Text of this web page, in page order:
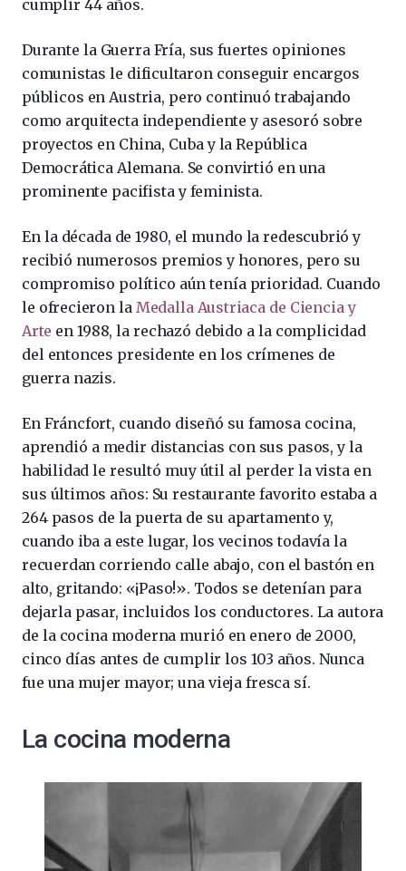
cumplir 44 años.
Durante la Guerra Fría, sus fuertes opiniones
comunistas le dificultaron conseguir encargos
públicos en Austria, pero continuó trabajando
como arquitecta independiente y asesoró sobre
proyectos en China, Cuba y la República
Democrática Alemana. Se convirtió en una
prominente pacifista y feminista.
En la década de 1980, el mundo la redescubrió y
recibió numerosos premios y honores, pero su
compromiso político aún tenía prioridad. Cuando
le ofrecieron la Medalla Austriaca de Ciencia y
Arte en 1988, la rechazó debido a la complicidad
del entonces presidente en los crímenes de
guerra nazis.
En Fráncfort, cuando diseñó su famosa cocina,
aprendió a medir distancias con sus pasos, y la
habilidad le resultó muy útil al perder la vista en
sus últimos años: Su restaurante favorito estaba a
264 pasos de la puerta de su apartamento y,
cuando iba a este lugar, los vecinos todavía la
recuerdan corriendo calle abajo, con el bastón en
alto, gritando: «¡Paso!». Todos se detenían para
dejarla pasar, incluidos los conductores. La autora
de la cocina moderna murió en enero de 2000,
cinco días antes de cumplir los 103 años. Nunca
fue una mujer mayor; una vieja fresca sí.
La cocina moderna